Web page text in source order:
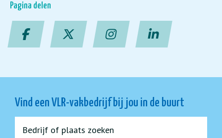
Pagina delen
Vind een VLR-vakbedrijf bij jou in de buurt